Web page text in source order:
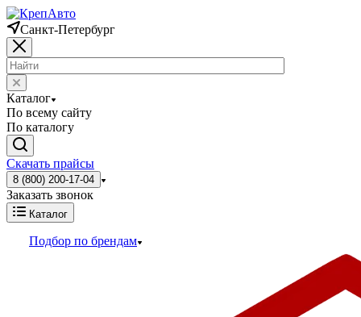
Санкт-Петербург
Каталог
По всему сайту
По каталогу
Скачать прайсы
8 (800) 200-17-04
Заказать звонок
Каталог
Подбор по брендам